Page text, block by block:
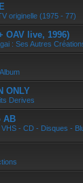
originelle (1975 - 77)
OAV live, 1996)
: Ses Autres
ONLY
Derives
AB
VHS - CD - Disques -